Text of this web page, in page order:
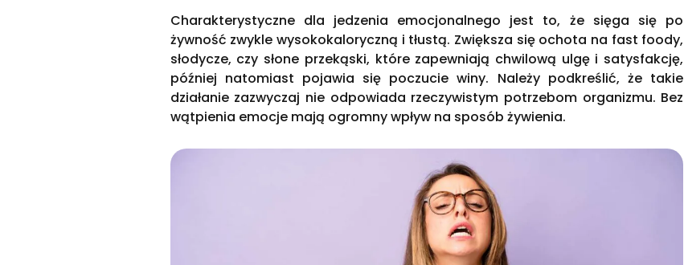
Charakterystyczne dla jedzenia emocjonalnego jest to, że sięga się po
żywność zwykle wysokokaloryczną i tłustą. Zwiększa się ochota na fast foody,
słodycze, czy słone przekąski, które zapewniają chwilową ulgę i satysfakcję,
później natomiast pojawia się poczucie winy. Należy podkreślić, że takie
działanie zazwyczaj nie odpowiada rzeczywistym potrzebom organizmu. Bez
wątpienia emocje mają ogromny wpływ na sposób żywienia.